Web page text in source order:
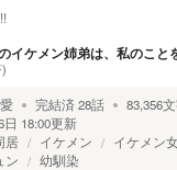
イケメン姉弟は、私のこと
完結済28話 83,356
日 18:00更新
居 イケメン イケメン
ン 幼馴染